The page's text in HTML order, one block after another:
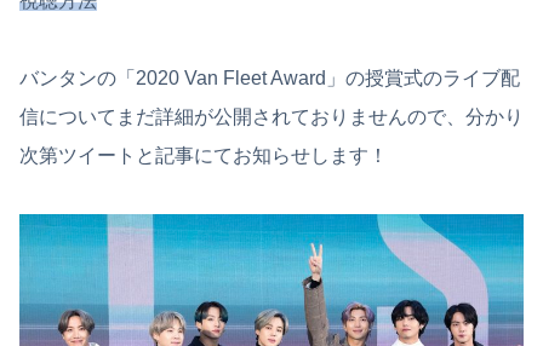
バンタンの「2020 Van Fleet Award」の授賞式のライブ配
信についてまだ詳細が公開されておりませんので、分かり
次第ツイートと記事にてお知らせします！